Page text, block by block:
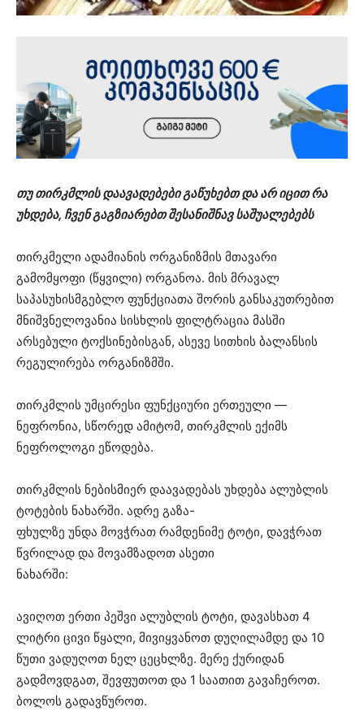
თუ თირკმლის დაავადებები გაწუხებთ და არ იცით რა
უხდება, ჩვენ გაგზიარებთ შესანიშნავ საშუალებებს
თირკმელი ადამიანის ორგანიზმის მთავარი
გამომყოფი (წყვილი) ორგანოა. მის მრავალ
საპასუხისმგებლო ფუნქციათა შორის განსაკუთრებით
მნიშვნელოვანია სისხლის ფილტრაცია მასში
არსებული ტოქსინებისგან, ასევე სითხის ბალანსის
რეგულირება ორგანიზმში.
თირკმლის უმცირესი ფუნქციური ერთეული —
ნეფრონია, სწორედ ამიტომ, თირკმლის ექიმს
ნეფროლოგი ეწოდება.
თირკმლის ნებისმიერ დაავადებას უხდება ალუბლის
ტოტების ნახარში. ადრე გაზა-
ფხულზე უნდა მოვჭრათ რამდენიმე ტოტი, დავჭრათ
წვრილად და მოვამზადოთ ასეთი
ნახარში:
ავიღოთ ერთი პეშვი ალუბლის ტოტი, დავასხათ 4
ლიტრი ცივი წყალი, მივიყვანოთ დუღილამდე და 10
წუთი ვადუღოთ ნელ ცეცხლზე. მერე ქურიდან
გადმოვდგათ, შევფუთოთ და 1 საათით გავაჩეროთ.
ბოლოს გადავწუროთ.